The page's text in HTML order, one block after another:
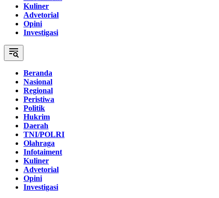
Kuliner
Advetorial
Opini
Investigasi
Beranda
Nasional
Regional
Peristiwa
Politik
Hukrim
Daerah
TNI/POLRI
Olahraga
Infotaiment
Kuliner
Advetorial
Opini
Investigasi